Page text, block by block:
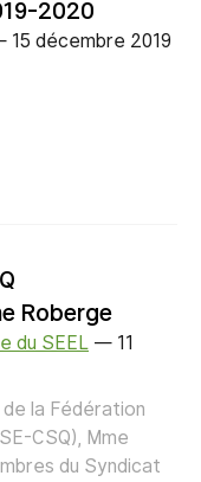
2020
15 décembre 2019
Roberge
du SEEL — 11
la Fédération
CSQ), Mme
du Syndicat